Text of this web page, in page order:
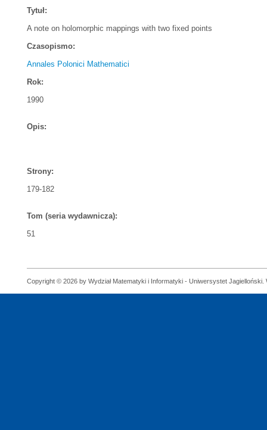
Tytuł:
A note on holomorphic mappings with two fixed points
Czasopismo:
Annales Polonici Mathematici
Rok:
1990
Opis:
Strony:
179-182
Tom (seria wydawnicza):
51
Copyright © 2026 by Wydział Matematyki i Informatyki - Uniwersystet